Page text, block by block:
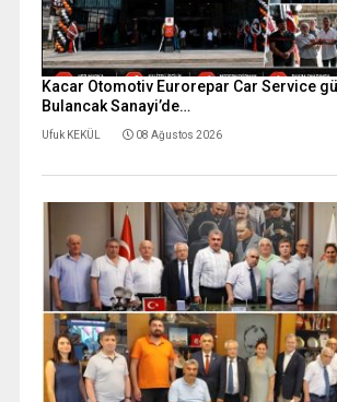
Kacar Otomotiv Eurorepar Car Service
Bulancak Sanayi’de…
Ufuk KEKÜL 08 Ağustos 2026